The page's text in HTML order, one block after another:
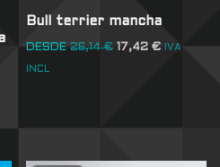
Bull terrier mancha
DESDE 26,14€ 17,42€ IVA
INCL